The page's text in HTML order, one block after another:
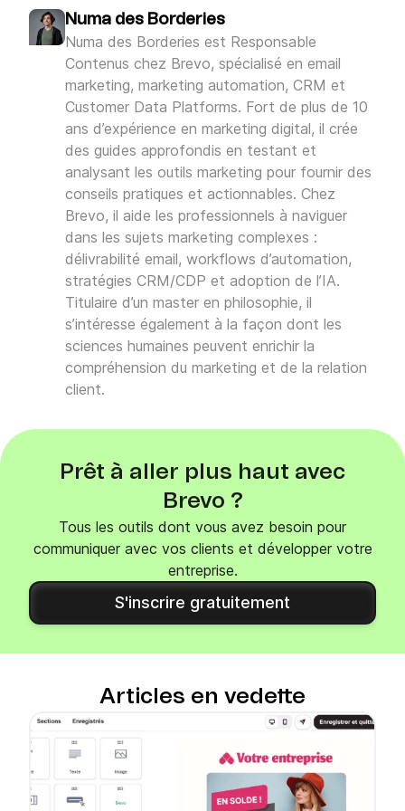
confiance: un message personnalisé basé
sur des données de première main sera
toujours mieux perçu qu'une publicité
intrusive. L'accessibilité et la transparence
sur l'usage des données sont aujourd'hui
des critères décisifs pour maintenirune
bonne relation client.
expérience client cohérente et fluide. Le
mobile joue ici un rôle central : c'est
l'appareil depuis lequel vos clients
consultent leurs médias sociaux,
effectuent leurs achats et interagissent
avec votre marque. Les logiciels de
marketing modernes et les data platforms
permettent de centraliser ces données et
d'engager votre communauté sur tous les
canaux depuis une seule interface, pour un
suivi global et une communication
véritablement omnicanale.
Numa des Borderies
Numa des Borderies est Responsable
Contenus chez Brevo, spécialisé en email
marketing, marketing automation, CRM et
Customer Data Platforms. Fort de plus de 10
ans d’expérience en marketing digital, il crée
des guides approfondis en testant et
analysant les outils marketing pour fournir des
conseils pratiques et actionnables. Chez
Brevo, il aide les professionnels à naviguer
dans les sujets marketing complexes :
délivrabilité email, workflows d’automation,
stratégies CRM/CDP et adoption de l’IA.
Titulaire d’un master en philosophie, il
s’intéresse également à la façon dont les
sciences humaines peuvent enrichir la
compréhension du marketing et de la relation
client.
Prêt à aller plus haut avec
Brevo ?
Tous les outils dont vous avez besoin pour
communiquer avec vos clients et développer votre
entreprise.
S'inscrire gratuitement
Articles en vedette